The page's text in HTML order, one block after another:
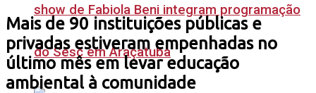
show de Fabiola Beni integram programação
do Sesc em Araçatuba
Mais de 90 instituições públicas e
privadas estiveram empenhadas no
último mês em levar educação
ambiental à comunidade